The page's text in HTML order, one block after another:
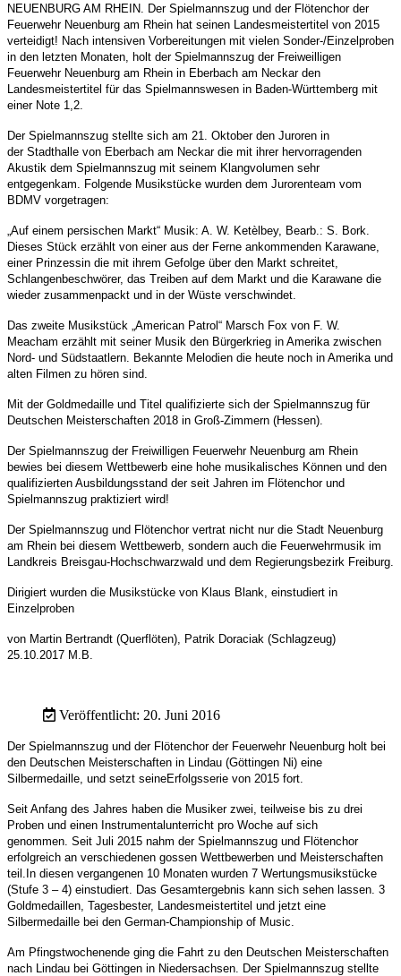
NEUENBURG AM RHEIN. Der Spielmannszug und der Flötenchor der
Feuerwehr Neuenburg am Rhein hat seinen Landesmeistertitel von 2015
verteidigt! Nach intensiven Vorbereitungen mit vielen Sonder-/Einzelproben
in den letzten Monaten, holt der Spielmannszug der Freiweilligen
Feuerwehr Neuenburg am Rhein in Eberbach am Neckar den
Landesmeistertitel für das Spielmannswesen in Baden-Württemberg mit
einer Note 1,2.
Der Spielmannszug stellte sich am 21. Oktober den Juroren in
der Stadthalle von Eberbach am Neckar die mit ihrer hervorragenden
Akustik dem Spielmannszug mit seinem Klangvolumen sehr
entgegenkam.
Folgende Musikstücke wurden dem Jurorenteam vom
BDMV vorgetragen:
„Auf einem persischen Markt“ Musik: A. W. Ketèlbey, Bearb.: S. Bork.
Dieses Stück erzählt von einer aus der Ferne ankommenden Karawane,
einer Prinzessin die mit ihrem Gefolge über den Markt schreitet,
Schlangenbeschwörer, das Treiben auf dem Markt und die Karawane die
wieder zusammenpackt und in der Wüste verschwindet.
Das zweite Musikstück „American Patrol“ Marsch Fox von F. W.
Meacham erzählt mit seiner Musik den Bürgerkrieg in Amerika zwischen
Nord- und Südstaatlern. Bekannte Melodien die heute noch in Amerika und
alten Filmen zu hören sind.
Mit der Goldmedaille und Titel qualifizierte sich der Spielmannszug für
Deutschen Meisterschaften 2018 in Groß-Zimmern (Hessen).
Der Spielmannszug der Freiwilligen Feuerwehr Neuenburg am Rhein
bewies bei diesem Wettbewerb eine hohe musikalisches Können und den
qualifizierten Ausbildungsstand der seit Jahren im Flötenchor und
Spielmannszug praktiziert wird!
Der Spielmannszug und Flötenchor vertrat nicht nur die Stadt Neuenburg
am Rhein bei diesem Wettbewerb, sondern auch die Feuerwehrmusik im
Landkreis Breisgau-Hochschwarzwald und dem Regierungsbezirk Freiburg.
Dirigiert wurden die Musikstücke von Klaus Blank, einstudiert in
Einzelproben
von Martin Bertrandt (Querflöten), Patrik Doraciak (Schlagzeug)
25.10.2017 M.B.
Veröffentlicht: 20. Juni 2016
Der Spielmannszug und der Flötenchor der Feuerwehr Neuenburg holt bei
den Deutschen Meisterschaften in Lindau (Göttingen Ni) eine
Silbermedaille, und setzt seineErfolgsserie von 2015 fort.
Seit Anfang des Jahres haben die Musiker zwei, teilweise bis zu drei
Proben und einen Instrumentalunterricht pro Woche auf sich
genommen. Seit Juli 2015 nahm der Spielmannszug und Flötenchor
erfolgreich an verschiedenen gossen Wettbewerben und Meisterschaften
teil.
In diesen vergangenen 10 Monaten wurden 7 Wertungsmusikstücke
(Stufe 3 – 4) einstudiert.
Das Gesamtergebnis kann sich sehen lassen. 3
Goldmedaillen, Tagesbester, Landesmeistertitel und jetzt eine
Silbermedaille bei den German-Championship of Music.
Am Pfingstwochenende ging die Fahrt zu den Deutschen Meisterschaften
nach Lindau bei Göttingen in Niedersachsen. Der Spielmannszug stellte